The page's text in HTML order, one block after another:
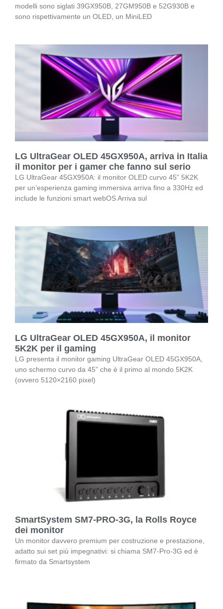
modelli sono siglati 39GX950B, 27GM950B e 52G930B e
sono rispettivamente un OLED, un MiniLED
LG UltraGear OLED 45GX950A, arriva in Italia
il monitor per i gamer che fanno sul serio
LG UltraGear 45GX950A: il monitor OLED curvo 45” 5K2K
per un’esperienza gaming immersiva arriva fino a 330Hz ed
include le funzioni smart webOS Arriva sul
LG UltraGear OLED 45GX950A, il monitor
5K2K per il gaming
LG presenta il monitor gaming UltraGear OLED 45GX950A,
uno schermo curvo da 45” che è il primo al mondo 5K2K
(ovvero 5120×2160 pixel)
SmartSystem SM7-PRO-3G, la Rolls Royce
dei monitor
Un monitor davvero premium per costruzione e prestazione,
adatto sui set più impegnativi: si chiama SM7-Pro-3G ed è
firmato da Smartsystem